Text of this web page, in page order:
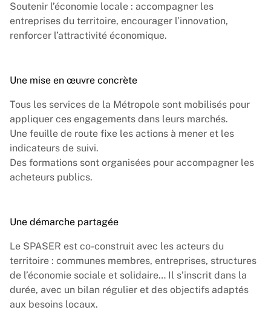
Soutenir l’économie locale : accompagner les
entreprises du territoire, encourager l’innovation,
renforcer l’attractivité économique.
Une mise en œuvre concrète
Tous les services de la Métropole sont mobilisés pour
appliquer ces engagements dans leurs marchés.
Une feuille de route fixe les actions à mener et les
indicateurs de suivi.
Des formations sont organisées pour accompagner les
acheteurs publics.
Une démarche partagée
Le SPASER est co-construit avec les acteurs du
territoire : communes membres, entreprises, structures
de l’économie sociale et solidaire… Il s’inscrit dans la
durée, avec un bilan régulier et des objectifs adaptés
aux besoins locaux.